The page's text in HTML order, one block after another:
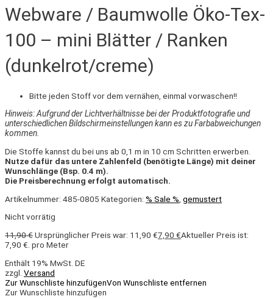
Webware / Baumwolle Öko-Tex-
100 – mini Blätter / Ranken
(dunkelrot/creme)
Bitte jeden Stoff vor dem vernähen, einmal vorwaschen!!
Hinweis: Aufgrund der Lichtverhältnisse bei der Produktfotografie und
unterschiedlichen Bildschirmeinstellungen kann es zu Farbabweichungen
kommen.
Die Stoffe kannst du bei uns ab 0,1 m in 10 cm Schritten erwerben.
Nutze dafür das untere Zahlenfeld (benötigte Länge) mit deiner
Wunschlänge (Bsp. 0.4 m).
Die Preisberechnung erfolgt automatisch.
Artikelnummer: 485-0805 Kategorien: % Sale % gemustert
Nicht vorrätig
11,90€Ursprünglicher Preis war: 11,90 €7,90 €Aktueller Preis ist:
7,90 €. pro Meter
Enthält 19% MwSt. DE
zzgl. Versand
Zur Wunschliste hinzufügenVon Wunschliste entfernen
Zur Wunschliste hinzufügen